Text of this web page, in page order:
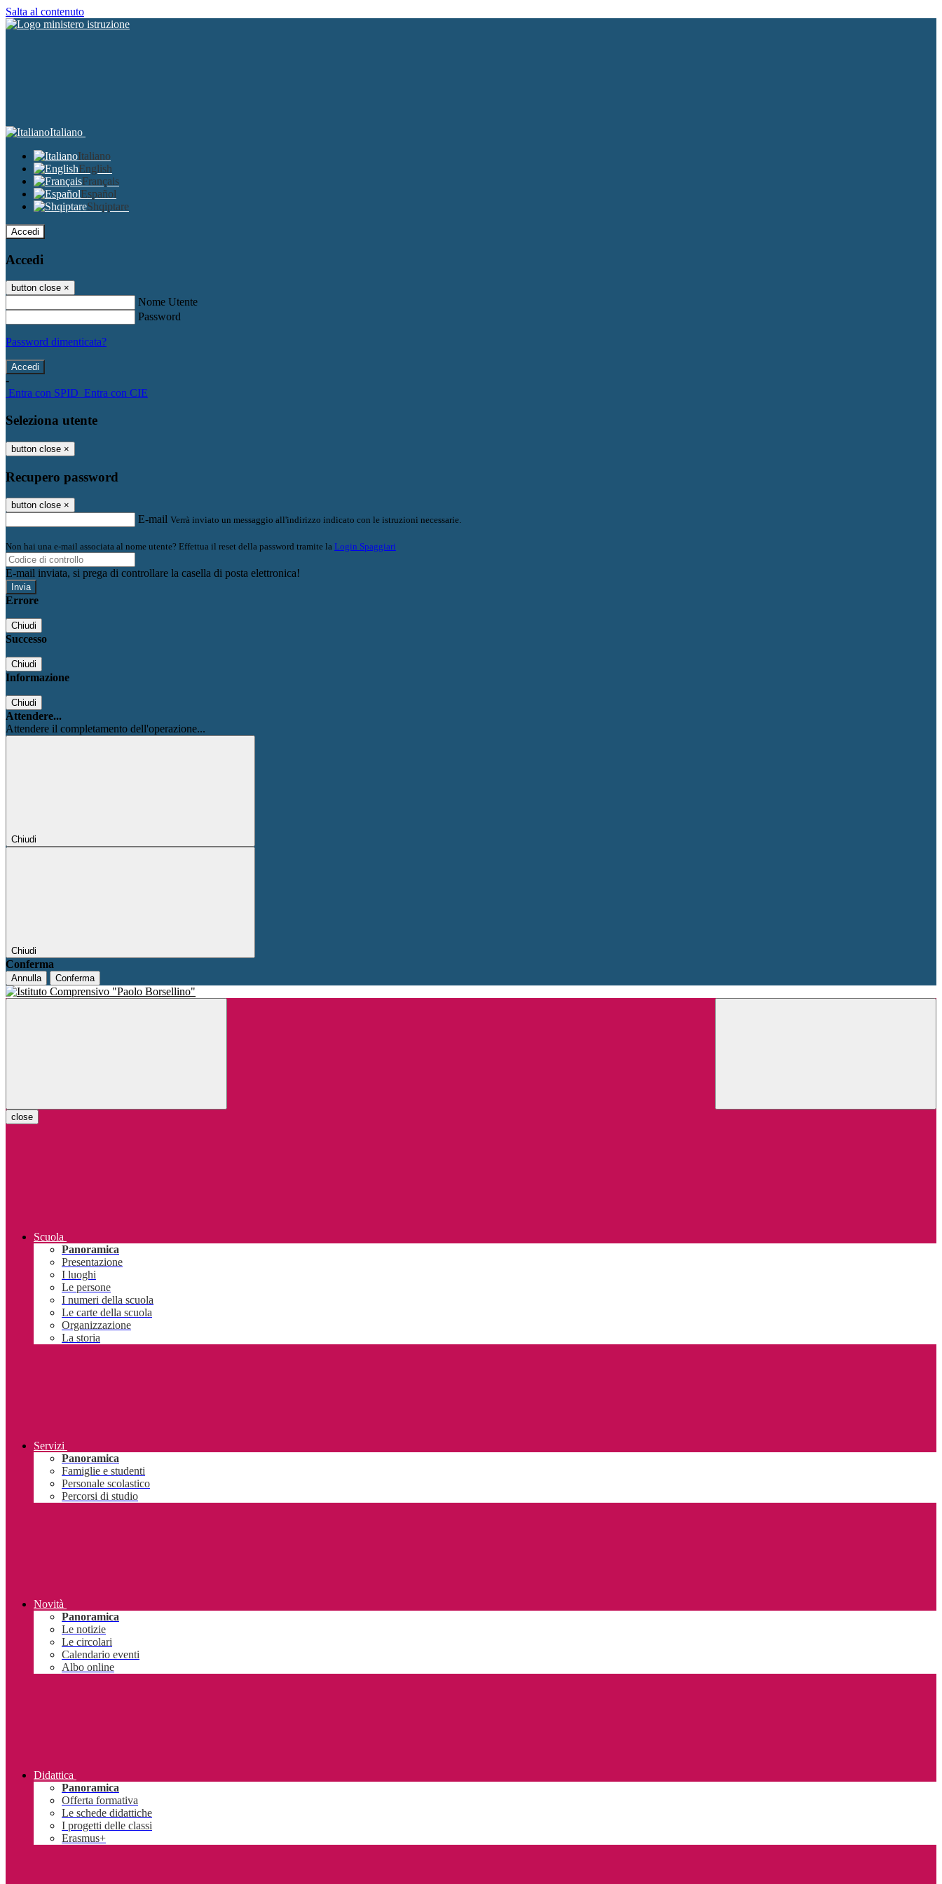
Salta al contenuto
Italiano
Italiano
English
Français
Español
Shqiptare
Accedi
Accedi
button close ×
Nome Utente
Password
Password dimenticata?
-
Entra con SPID Entra con CIE
Seleziona utente
button close ×
Recupero password
button close ×
E-mail Verrà inviato un messaggio all'indirizzo indicato con le istruzioni necessarie.
Non hai una e-mail associata al nome utente? Effettua il reset della password tramite la Login Spaggiari
E-mail inviata, si prega di controllare la casella di posta elettronica!
Errore
Chiudi
Successo
Chiudi
Informazione
Chiudi
Attendere...
Attendere il completamento dell'operazione...
Chiudi
Chiudi
Conferma
Annulla Conferma
close
Scuola
Panoramica
Presentazione
I luoghi
Le persone
I numeri della scuola
Le carte della scuola
Organizzazione
La storia
Servizi
Panoramica
Famiglie e studenti
Personale scolastico
Percorsi di studio
Novità
Panoramica
Le notizie
Le circolari
Calendario eventi
Albo online
Didattica
Panoramica
Offerta formativa
Le schede didattiche
I progetti delle classi
Erasmus+